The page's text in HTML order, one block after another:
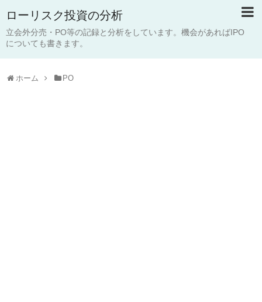
ローリスク投資の分析
立会外分売・PO等の記録と分析をしています。機会があればIPO
についても書きます。
ホーム PO